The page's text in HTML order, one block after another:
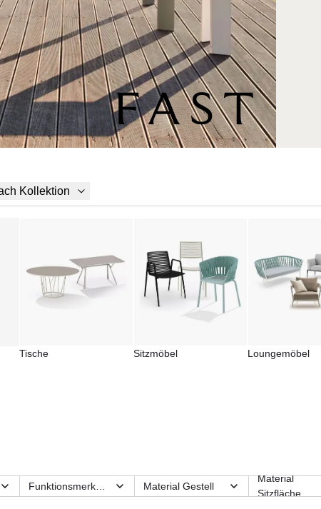
Kollektion
Tische Sitzmöbel Loungemöbel
Funktionsmerkmale Material Gestell
Material
Sitzfläche